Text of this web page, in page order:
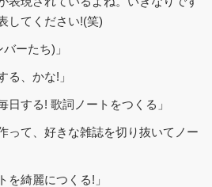
してください!(笑)
ーたち)」
る、かな!」
日する! 歌詞ノートをつくる」
って、好きな雑誌を切り抜いてノー
を綺麗につくる!」